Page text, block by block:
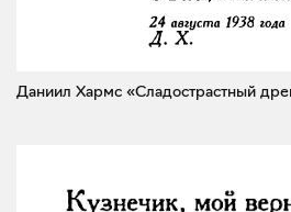
Даниил Хармс «Сладострастный